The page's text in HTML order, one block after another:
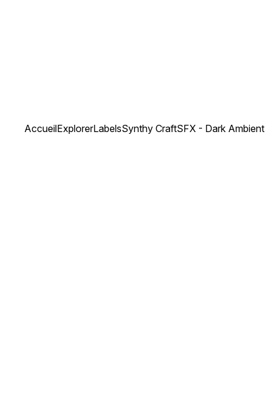
AccueilExplorerLabelsSynthy CraftSFX - Dark Ambient